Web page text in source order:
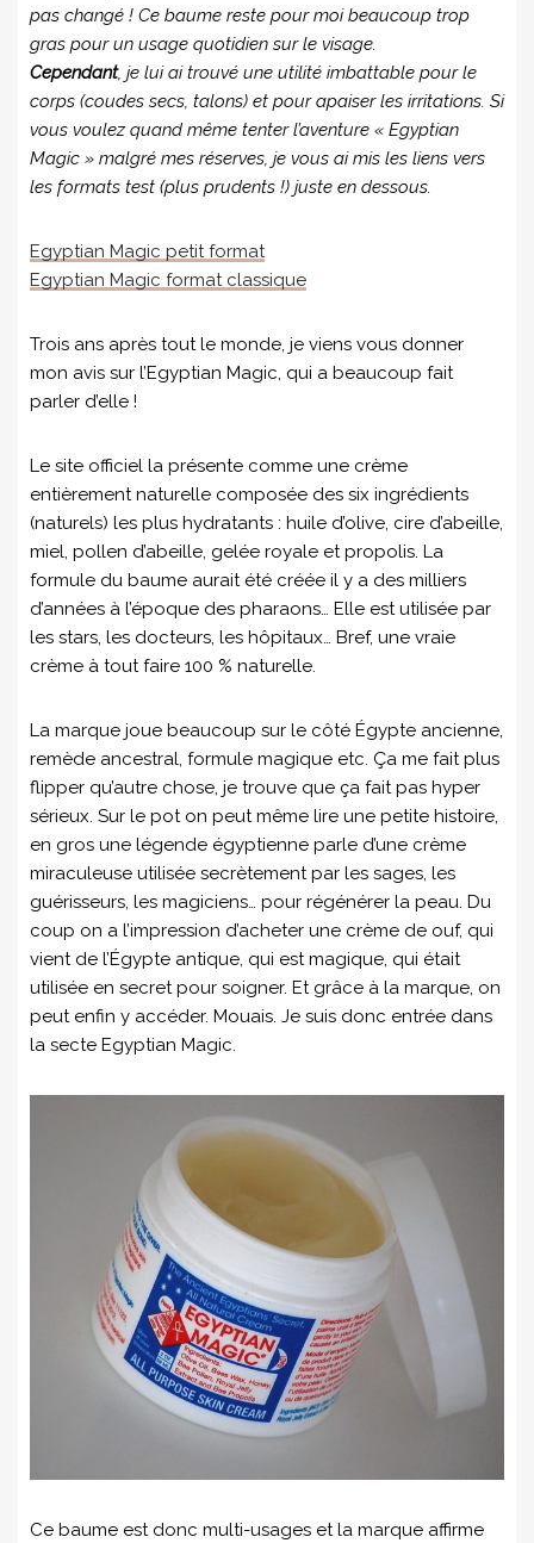
pas changé ! Ce baume reste pour moi beaucoup trop
gras pour un usage quotidien sur le visage.
Cependant, je lui ai trouvé une utilité imbattable pour le
corps (coudes secs, talons) et pour apaiser les irritations. Si
vous voulez quand même tenter l’aventure « Egyptian
Magic » malgré mes réserves, je vous ai mis les liens vers
les formats test (plus prudents !) juste en dessous.
Egyptian Magic petit format
Egyptian Magic format classique
Trois ans après tout le monde, je viens vous donner
mon avis sur l’Egyptian Magic, qui a beaucoup fait
parler d’elle !
Le site officiel la présente comme une crème
entièrement naturelle composée des six ingrédients
(naturels) les plus hydratants : huile d’olive, cire d’abeille,
miel, pollen d’abeille, gelée royale et propolis. La
formule du baume aurait été créée il y a des milliers
d’années à l’époque des pharaons… Elle est utilisée par
les stars, les docteurs, les hôpitaux… Bref, une vraie
crème à tout faire 100 % naturelle.
La marque joue beaucoup sur le côté Égypte ancienne,
remède ancestral, formule magique etc. Ça me fait plus
flipper qu’autre chose, je trouve que ça fait pas hyper
sérieux. Sur le pot on peut même lire une petite histoire,
en gros une légende égyptienne parle d’une crème
miraculeuse utilisée secrètement par les sages, les
guérisseurs, les magiciens… pour régénérer la peau. Du
coup on a l’impression d’acheter une crème de ouf, qui
vient de l’Égypte antique, qui est magique, qui était
utilisée en secret pour soigner. Et grâce à la marque, on
peut enfin y accéder. Mouais. Je suis donc entrée dans
la secte Egyptian Magic.
Ce baume est donc multi-usages et la marque affirme